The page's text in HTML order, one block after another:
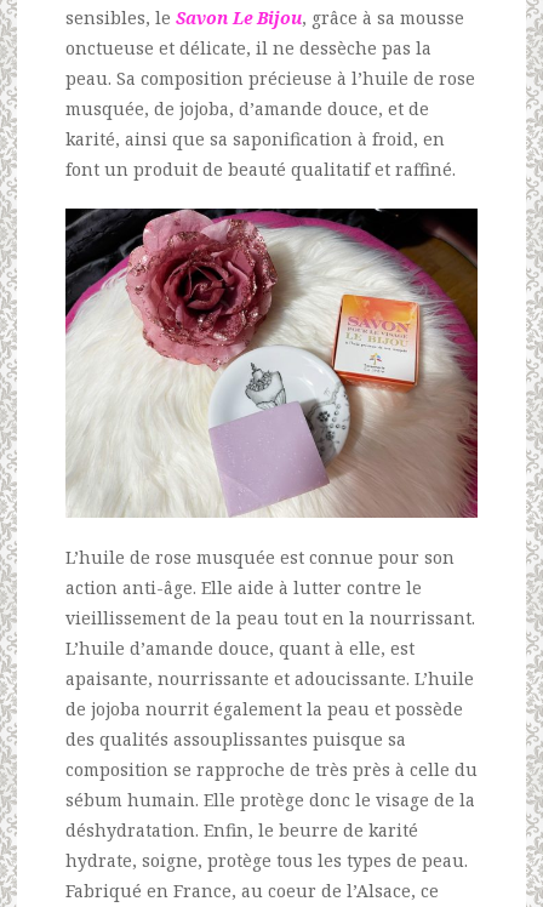
sensibles, le Savon Le Bijou, grâce à sa mousse
onctueuse et délicate, il ne dessèche pas la
peau. Sa composition précieuse à l’huile de rose
musquée, de jojoba, d’amande douce, et de
karité, ainsi que sa saponification à froid, en
font un produit de beauté qualitatif et raffiné.
L’huile de rose musquée est connue pour son
action anti-âge. Elle aide à lutter contre le
vieillissement de la peau tout en la nourrissant.
L’huile d’amande douce, quant à elle, est
apaisante, nourrissante et adoucissante. L’huile
de jojoba nourrit également la peau et possède
des qualités assouplissantes puisque sa
composition se rapproche de très près à celle du
sébum humain. Elle protège donc le visage de la
déshydratation. Enfin, le beurre de karité
hydrate, soigne, protège tous les types de peau.
Fabriqué en France, au coeur de l’Alsace, ce